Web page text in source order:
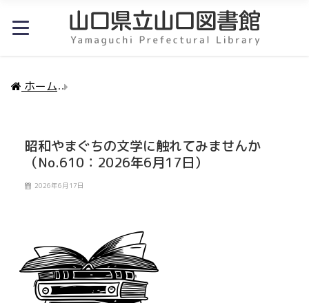
ホーム
昭和やまぐちの文学に触れてみませんか
（No.610：2026年6月17日）
2026年6月17日